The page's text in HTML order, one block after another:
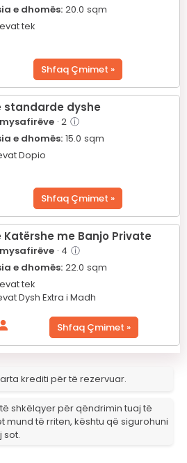
e dhomës: 20.0 sqm
tek
Shfaq Çmimet »
standarde dyshe
· 2 ⓘ
e dhomës: 15.0 sqm
Dopio
Shfaq Çmimet »
Katërshe me Banjo Private
· 4 ⓘ
e dhomës: 22.0 sqm
tek
Dysh Extra i Madh
Shfaq Çmimet »
krediti për të rezervuar.
shkëlqyer për qëndrimin tuaj të
mund të rriten, kështu që sigurohuni
sot.